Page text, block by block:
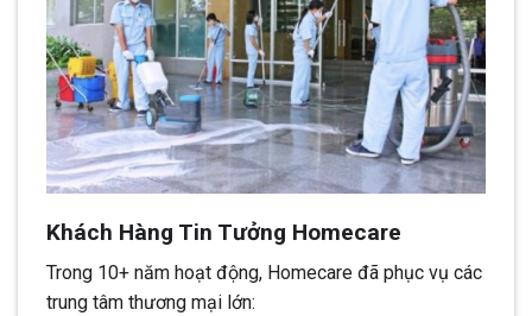
Khách Hàng Tin Tưởng Homecare
Trong 10+ năm hoạt động, Homecare đã phục vụ các
trung tâm thương mại lớn: